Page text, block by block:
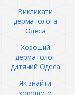
Викликати
дерматолога
Одеса
Хороший
дерматолог
дитячий Одеса
Як знайти
хорошого